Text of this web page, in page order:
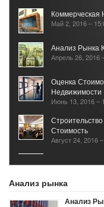
Коммерческая
Май 2, 2016 –
Анализ Рынка
Апрель 26, 2016
Оценка
Недвижимости
Июнь 13, 2016 –
Стоимость
Август 24, 2016
Кадастровой
Анализ рынка
Анализ